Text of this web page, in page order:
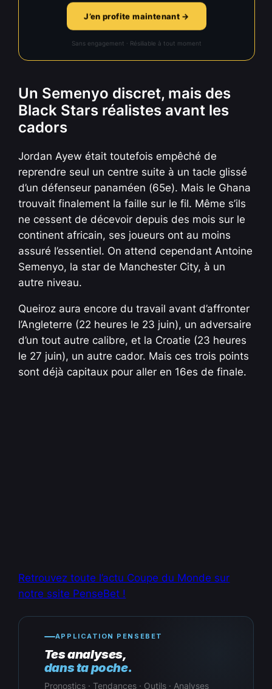
J’en profite maintenant →
Sans engagement · Résiliable à tout moment
Un Semenyo discret, mais des
Black Stars réalistes avant les
cadors
Jordan Ayew était toutefois empêché de
reprendre seul un centre suite à un tacle glissé
d’un défenseur panaméen (65e). Mais le Ghana
trouvait finalement la faille sur le fil. Même s’ils
ne cessent de décevoir depuis des mois sur le
continent africain, ses joueurs ont au moins
assuré l’essentiel. On attend cependant Antoine
Semenyo, la star de Manchester City, à un
autre niveau.
Queiroz aura encore du travail avant d’affronter
l’Angleterre (22 heures le 23 juin), un adversaire
d’un tout autre calibre, et la Croatie (23 heures
le 27 juin), un autre cador. Mais ces trois points
sont déjà capitaux pour aller en 16es de finale.
Retrouvez toute l’actu Coupe du Monde sur
notre ssite PenseBet !
APPLICATION PENSEBET
Tes analyses,
dans ta poche.
Pronostics · Tendances · Outils · Analyses